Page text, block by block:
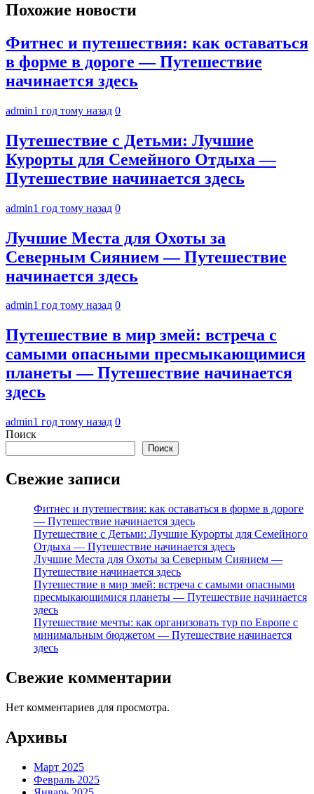
Похожие новости
Фитнес и путешествия: как оставаться
в форме в дороге — Путешествие
начинается здесь
admin1 год тому назад 0
Путешествие с Детьми: Лучшие
Курорты для Семейного Отдыха —
Путешествие начинается здесь
admin1 год тому назад 0
Лучшие Места для Охоты за
Северным Сиянием — Путешествие
начинается здесь
admin1 год тому назад 0
Путешествие в мир змей: встреча с
самыми опасными пресмыкающимися
планеты — Путешествие начинается
здесь
admin1 год тому назад 0
Поиск
Поиск
Свежие записи
Фитнес и путешествия: как оставаться в форме в дороге
— Путешествие начинается здесь
Путешествие с Детьми: Лучшие Курорты для Семейного
Отдыха — Путешествие начинается здесь
Лучшие Места для Охоты за Северным Сиянием —
Путешествие начинается здесь
Путешествие в мир змей: встреча с самыми опасными
пресмыкающимися планеты — Путешествие начинается
здесь
Путешествие мечты: как организовать тур по Европе с
минимальным бюджетом — Путешествие начинается
здесь
Свежие комментарии
Нет комментариев для просмотра.
Архивы
Март 2025
Февраль 2025